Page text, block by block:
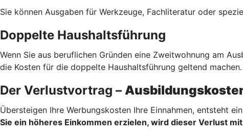
Sie können Ausgaben für Werkzeuge, Fachliteratur oder
Doppelte Haushaltsführung
Wenn Sie aus beruflichen Gründen eine Zweitwohnung am
die Kosten für die doppelte Haushaltsführung geltend
Der Verlustvortrag –
Übersteigen Ihre Werbungskosten Ihre Einnahmen, entsteht
Sie ein höheres Einkommen erzielen, wird dieser Verlust